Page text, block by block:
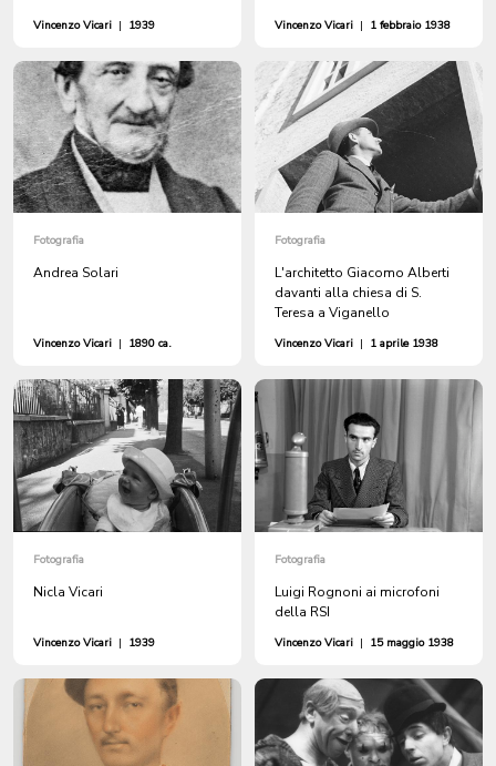
Vincenzo Vicari | 1939 Vincenzo Vicari | 1 febbraio 1938
Fotografia
Andrea Solari
Vincenzo Vicari | 1890 ca.
Fotografia
L'architetto Giacomo Alberti
davanti alla chiesa di S.
Teresa a Viganello
Vincenzo Vicari | 1 aprile 1938
Fotografia
Nicla Vicari
Vincenzo Vicari | 1939
Fotografia
Luigi Rognoni ai microfoni
della RSI
Vincenzo Vicari | 15 maggio 1938